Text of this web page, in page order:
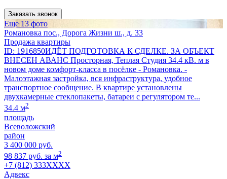
Заказать звонок
Еще 13 фото
Романовка пос., Дорога Жизни ш., д. 33
Продажа квартиры
ID: 1916850ИДЁТ ПОДГОТОВКА К СДЕЛКЕ. ЗА ОБЪЕКТ
ВНЕСЕН АВАНС Просторная, Теплая Студия 34.4 кВ. м в
новом доме комфорт-класса в посёлке - Романовка. -
Малоэтажная застройка, вся инфраструктура, удобное
транспортное сообщение. В квартире установлены
двухкамерные стеклопакеты, батареи с регулятором те...
34.4 м2
площадь
Всеволожский
район
3 400 000 руб.
98 837 руб. за м2
+7 (812) 333XXXX
Адвекс